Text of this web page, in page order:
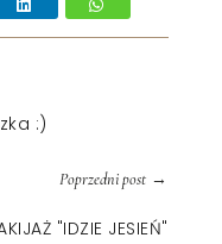
:)
Poprzedni post→
"IDZIE JESIEŃ"